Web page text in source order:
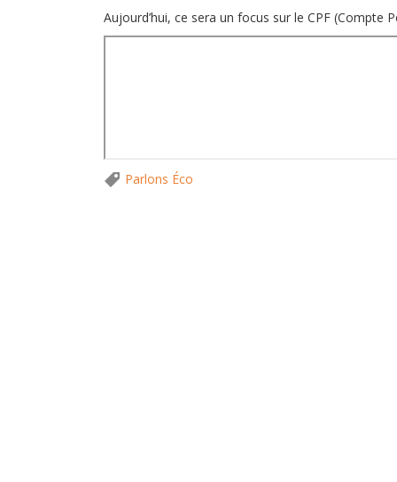
Aujourd’hui, ce sera un focus sur le CPF
Parlons Éco